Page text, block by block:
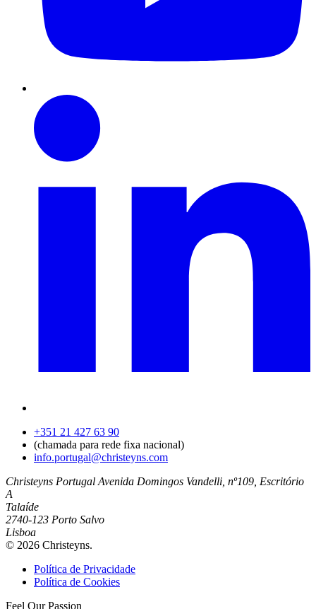
+351 21 427 63 90
(chamada para rede fixa nacional)
info.portugal@christeyns.com
Christeyns Portugal Avenida Domingos Vandelli, nº109, Escritório
A
Talaíde
2740-123 Porto Salvo
Lisboa
© 2026 Christeyns.
Política de Privacidade
Política de Cookies
Feel Our Passion